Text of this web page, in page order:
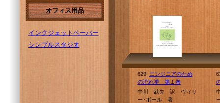
オフィス用品
インクジェットペーパー
シンプルスタジオ
629. エンジニアのため
の流れ学 第１巻
中川 武夫 訳 ヴィリ
ー･ボール 著